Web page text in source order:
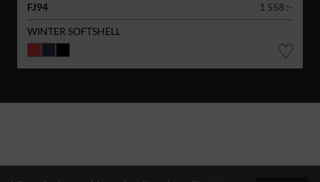
FJ94
1 558 :-
WINTER SOFTSHELL